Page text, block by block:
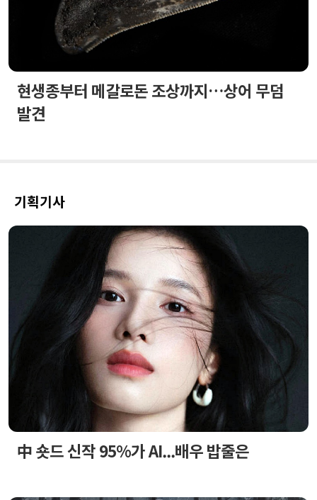
현생종부터 메갈로돈 조상까지…상어 무덤
발견
기획기사
中 숏드 신작 95%가 AI...배우 밥줄은